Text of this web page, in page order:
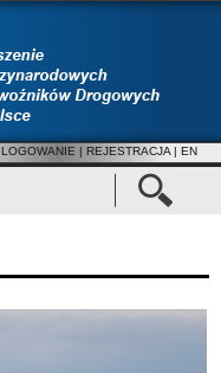
LOGOWANIE | REJESTRACJA | EN